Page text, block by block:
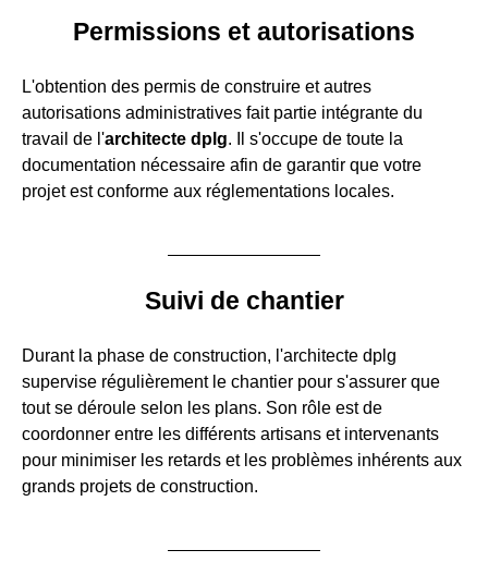
Permissions et autorisations
L'obtention des permis de construire et autres
autorisations administratives fait partie intégrante du
travail de l'architecte dplg. Il s'occupe de toute la
documentation nécessaire afin de garantir que votre
projet est conforme aux réglementations locales.
Suivi de chantier
Durant la phase de construction, l'architecte dplg
supervise régulièrement le chantier pour s'assurer que
tout se déroule selon les plans. Son rôle est de
coordonner entre les différents artisans et intervenants
pour minimiser les retards et les problèmes inhérents aux
grands projets de construction.